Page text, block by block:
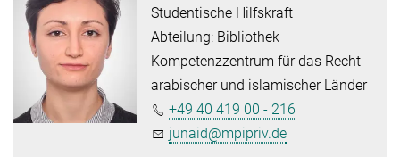
Studentische Hilfskraft
Abteilung: Bibliothek
Kompetenzzentrum für das Recht
arabischer und islamischer Länder
+49 40 419 00 - 216
junaid@mpipriv.de